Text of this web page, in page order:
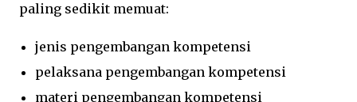
paling sedikit memuat:
jenis pengembangan kompetensi
pelaksana pengembangan kompetensi
materi pengembangan kompetensi